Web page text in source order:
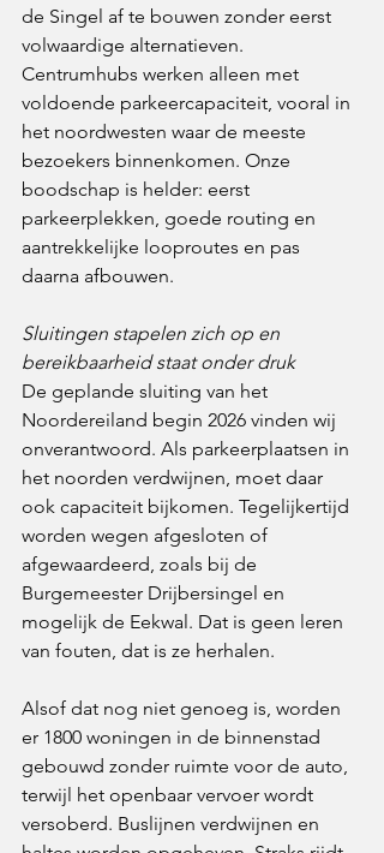
de Singel af te bouwen zonder eerst
volwaardige alternatieven.
Centrumhubs werken alleen met
voldoende parkeercapaciteit, vooral in
het noordwesten waar de meeste
bezoekers binnenkomen. Onze
boodschap is helder: eerst
parkeerplekken, goede routing en
aantrekkelijke looproutes en pas
daarna afbouwen.
Sluitingen stapelen zich op en
bereikbaarheid staat onder druk
De geplande sluiting van het
Noordereiland begin 2026 vinden wij
onverantwoord. Als parkeerplaatsen in
het noorden verdwijnen, moet daar
ook capaciteit bijkomen. Tegelijkertijd
worden wegen afgesloten of
afgewaardeerd, zoals bij de
Burgemeester Drijbersingel en
mogelijk de Eekwal. Dat is geen leren
van fouten, dat is ze herhalen.
Alsof dat nog niet genoeg is, worden
er 1800 woningen in de binnenstad
gebouwd zonder ruimte voor de auto,
terwijl het openbaar vervoer wordt
versoberd. Buslijnen verdwijnen en